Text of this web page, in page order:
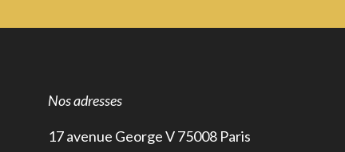
Nos adresses
17 avenue George V 75008 Paris